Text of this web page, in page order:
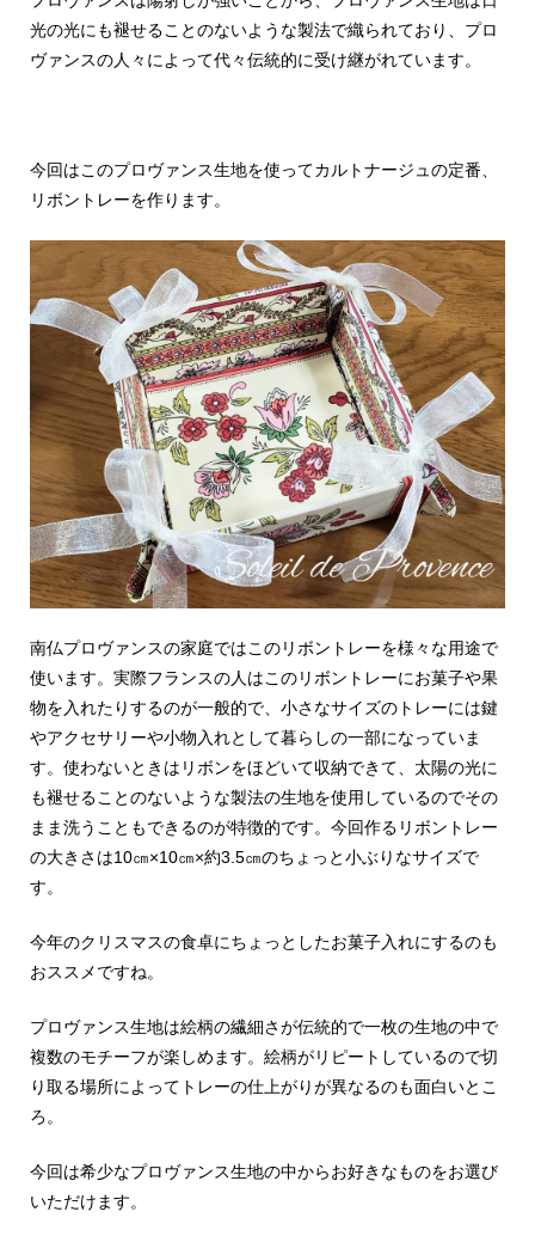
光の光にも褪せることのないような製法で織られており、プロ
ヴァンスの人々によって代々伝統的に受け継がれています。
今回はこのプロヴァンス生地を使ってカルトナージュの定番、
リボントレーを作ります。
南仏プロヴァンスの家庭ではこのリボントレーを様々な用途で
使います。実際フランスの人はこのリボントレーにお菓子や果
物を入れたりするのが一般的で、小さなサイズのトレーには鍵
やアクセサリーや小物入れとして暮らしの一部になっていま
す。使わないときはリボンをほどいて収納できて、太陽の光に
も褪せることのないような製法の生地を使用しているのでその
まま洗うこともできるのが特徴的です。今回作るリボントレー
の大きさは10㎝×10㎝×約3.5㎝のちょっと小ぶりなサイズで
す。
今年のクリスマスの食卓にちょっとしたお菓子入れにするのも
おススメですね。
プロヴァンス生地は絵柄の繊細さが伝統的で一枚の生地の中で
複数のモチーフが楽しめます。絵柄がリピートしているので切
り取る場所によってトレーの仕上がりが異なるのも面白いとこ
ろ。
今回は希少なプロヴァンス生地の中からお好きなものをお選び
いただけます。